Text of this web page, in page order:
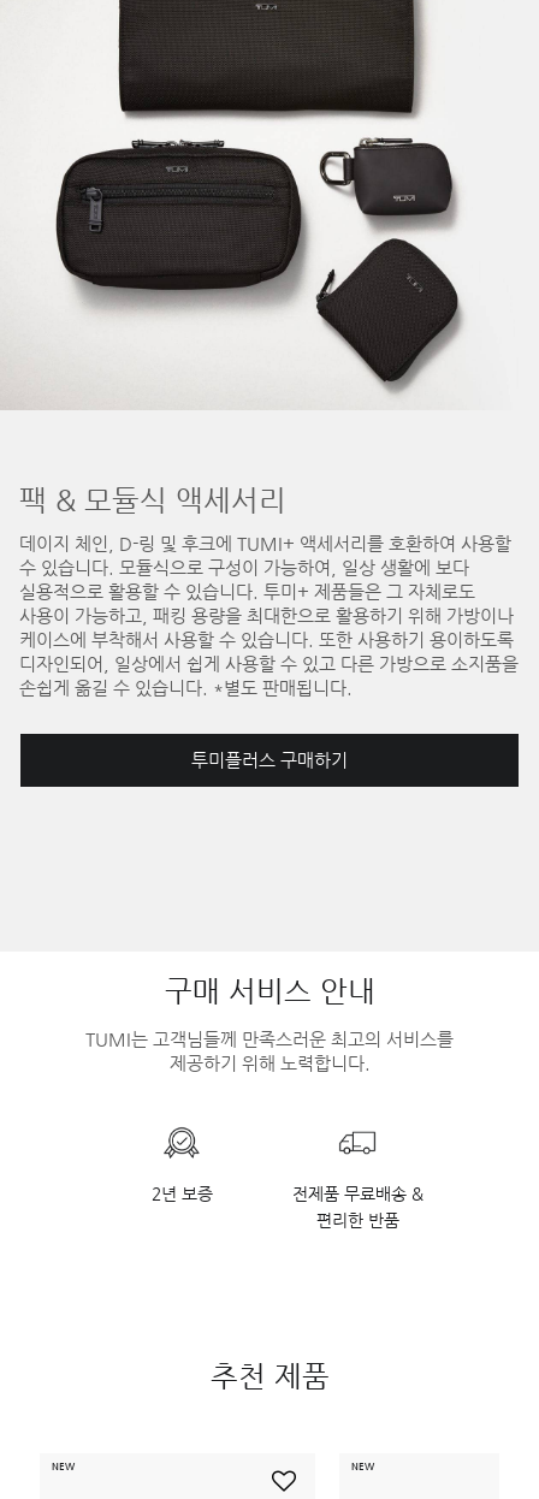
팩 & 모듈식 액세서리
데이지 체인, D-링 및 후크에 TUMI+ 액세서리를 호환하여 사용할
수 있습니다. 모듈식으로 구성이 가능하여, 일상 생활에 보다
실용적으로 활용할 수 있습니다. 투미+ 제품들은 그 자체로도
사용이 가능하고, 패킹 용량을 최대한으로 활용하기 위해 가방이나
케이스에 부착해서 사용할 수 있습니다. 또한 사용하기 용이하도록
디자인되어, 일상에서 쉽게 사용할 수 있고 다른 가방으로 소지품을
손쉽게 옮길 수 있습니다. *별도 판매됩니다.
투미플러스 구매하기
구매 서비스 안내
TUMI는 고객님들께 만족스러운 최고의 서비스를
제공하기 위해 노력합니다.
2년 보증
전제품 무료배송 &
편리한 반품
추천 제품
NEW NEW